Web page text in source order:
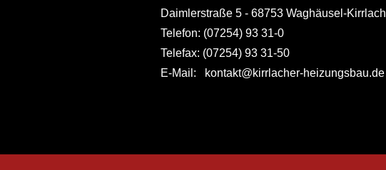
Daimlerstraße 5 - 68753 Waghäusel-Kirrlach
Telefon: (07254) 93 31-0
Telefax: (07254) 93 31-50
E-Mail: kontakt@kirrlacher-heizungsbau.de